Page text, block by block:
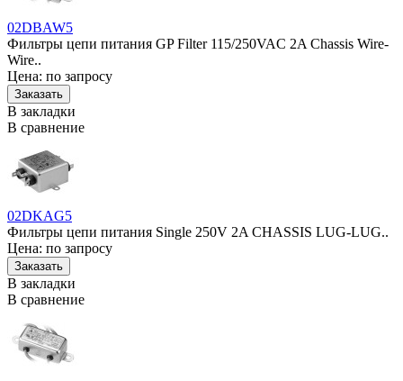
02DBAW5
Фильтры цепи питания GP Filter 115/250VAC 2A Chassis Wire-
Wire..
Цена: по запросу
В закладки
В сравнение
02DKAG5
Фильтры цепи питания Single 250V 2A CHASSIS LUG-LUG..
Цена: по запросу
В закладки
В сравнение